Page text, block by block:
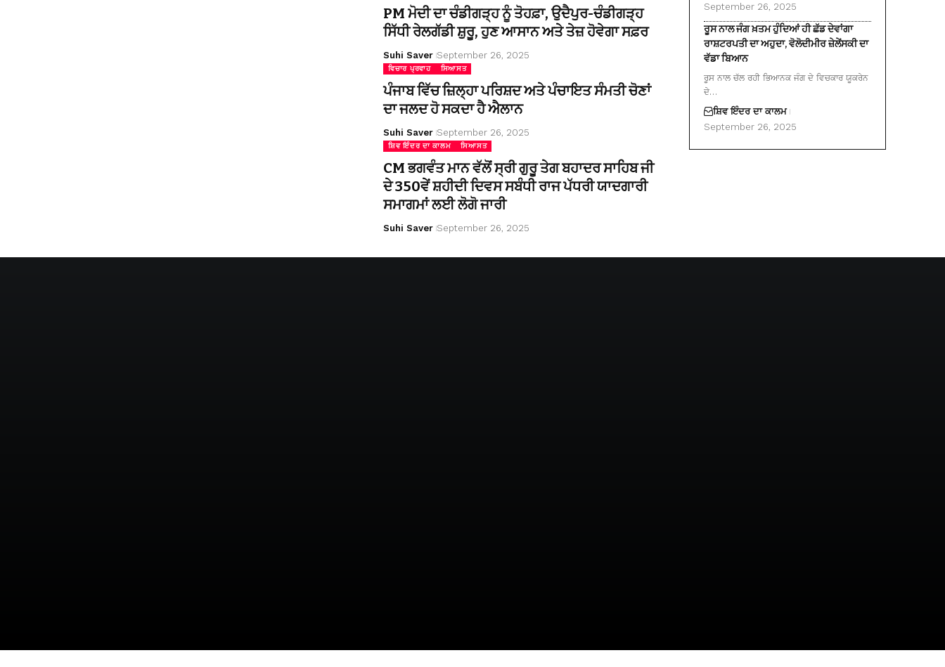
PM ਮੋਦੀ ਦਾ ਚੰਡੀਗੜ੍ਹ ਨੂੰ ਤੋਹਫ਼ਾ, ਉਦੈਪੁਰ-ਚੰਡੀਗੜ੍ਹ
ਸਿੱਧੀ ਰੇਲਗੱਡੀ ਸ਼ੁਰੂ, ਹੁਣ ਆਸਾਨ ਅਤੇ ਤੇਜ਼ ਹੋਵੇਗਾ ਸਫ਼ਰ
Suhi Saver September 26, 2025
ਵਿਚਾਰ ਪ੍ਰਵਾਹ ਸਿਆਸਤ
ਪੰਜਾਬ ਵਿੱਚ ਜ਼ਿਲ੍ਹਾ ਪਰਿਸ਼ਦ ਅਤੇ ਪੰਚਾਇਤ ਸੰਮਤੀ ਚੋਣਾਂ
ਦਾ ਜਲਦ ਹੋ ਸਕਦਾ ਹੈ ਐਲਾਨ
Suhi Saver September 26, 2025
ਸ਼ਿਵ ਇੰਦਰ ਦਾ ਕਾਲਮ ਸਿਆਸਤ
CM ਭਗਵੰਤ ਮਾਨ ਵੱਲੋਂ ਸ੍ਰੀ ਗੁਰੂ ਤੇਗ ਬਹਾਦਰ ਸਾਹਿਬ ਜੀ
ਦੇ 350ਵੇਂ ਸ਼ਹੀਦੀ ਦਿਵਸ ਸਬੰਧੀ ਰਾਜ ਪੱਧਰੀ ਯਾਦਗਾਰੀ
ਸਮਾਗਮਾਂ ਲਈ ਲੋਗੋ ਜਾਰੀ
Suhi Saver September 26, 2025
September 26, 2025
ਰੂਸ ਨਾਲ ਜੰਗ ਖ਼ਤਮ ਹੁੰਦਿਆਂ ਹੀ ਛੱਡ ਦੇਵਾਂਗਾ
ਰਾਸ਼ਟਰਪਤੀ ਦਾ ਅਹੁਦਾ, ਵੋਲੋਦੀਮੀਰ ਜ਼ੇਲੇਂਸਕੀ ਦਾ
ਵੱਡਾ ਬਿਆਨ
ਰੂਸ ਨਾਲ ਚੱਲ ਰਹੀ ਭਿਆਨਕ ਜੰਗ ਦੇ ਵਿਚਕਾਰ ਯੂਕਰੇਨ
ਦੇ…
ਸ਼ਿਵ ਇੰਦਰ ਦਾ ਕਾਲਮ
September 26, 2025